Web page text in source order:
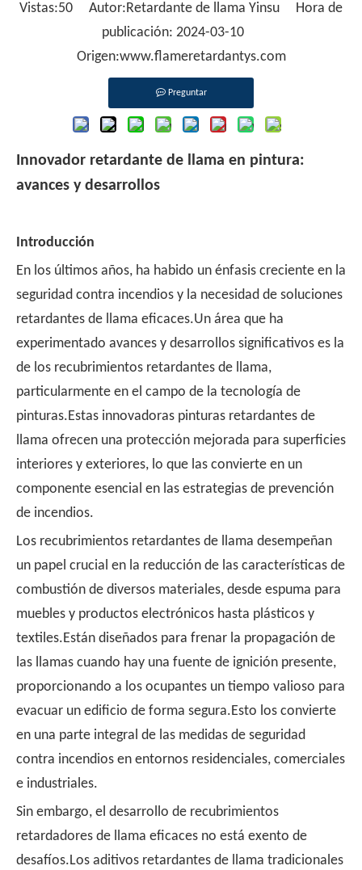
Vistas:50 Autor:Retardante de llama Yinsu Hora de
publicación: 2024-03-10
Origen:www.flameretardantys.com
Preguntar
Innovador retardante de llama en pintura:
avances y desarrollos
Introducción
En los últimos años, ha habido un énfasis creciente en la
seguridad contra incendios y la necesidad de soluciones
retardantes de llama eficaces.Un área que ha
experimentado avances y desarrollos significativos es la
de los recubrimientos retardantes de llama,
particularmente en el campo de la tecnología de
pinturas.Estas innovadoras pinturas retardantes de
llama ofrecen una protección mejorada para superficies
interiores y exteriores, lo que las convierte en un
componente esencial en las estrategias de prevención
de incendios.
Los recubrimientos retardantes de llama desempeñan
un papel crucial en la reducción de las características de
combustión de diversos materiales, desde espuma para
muebles y productos electrónicos hasta plásticos y
textiles.Están diseñados para frenar la propagación de
las llamas cuando hay una fuente de ignición presente,
proporcionando a los ocupantes un tiempo valioso para
evacuar un edificio de forma segura.Esto los convierte
en una parte integral de las medidas de seguridad
contra incendios en entornos residenciales, comerciales
e industriales.
Sin embargo, el desarrollo de recubrimientos
retardadores de llama eficaces no está exento de
desafíos.Los aditivos retardantes de llama tradicionales